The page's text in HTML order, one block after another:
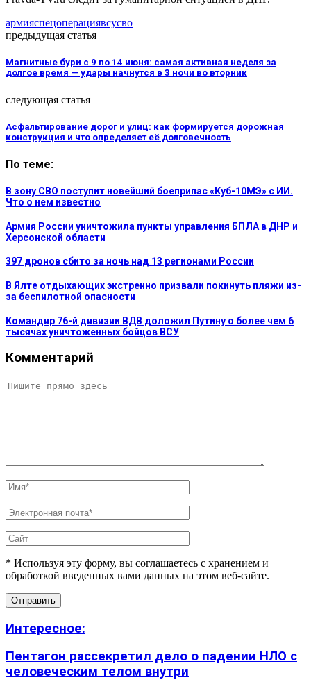
армияспецоперациявсусво
предыдущая статья
Магнитные бури с 9 по 14 июня: самая активная неделя за
долгое время — удары начнутся в 3 ночи во вторник
следующая статья
Асфальтирование дорог и улиц: как формируется дорожная
конструкция и что определяет её долговечность
По теме:
В зону СВО поступит новейший боеприпас «Куб-10МЭ» с ИИ.
Что о нем известно
Армия России уничтожила пункты управления БПЛА в ДНР и
Херсонской области
397 дронов сбито за ночь над 13 регионами России
В Ялте отдыхающих экстренно призвали покинуть пляжи из-
за беспилотной опасности
Командир 76-й дивизии ВДВ доложил Путину о более чем 6
тысячах уничтоженных бойцов ВСУ
Комментарий
* Используя эту форму, вы соглашаетесь с хранением и
обработкой введенных вами данных на этом веб-сайте.
Интересное:
Пентагон рассекретил дело о падении НЛО с
человеческим телом внутри